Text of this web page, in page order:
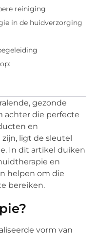
reiniging
in de huidverzorging
gezonde
achter die perfecte
en
ligt de sleutel
In dit artikel duiken
en
helpen om die
bereiken.
vorm van